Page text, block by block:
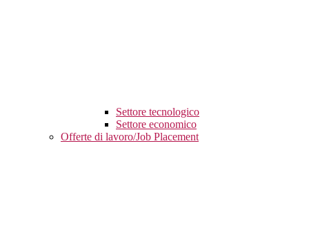
Settore tecnologico
Settore economico
Offerte di lavoro/Job Placement